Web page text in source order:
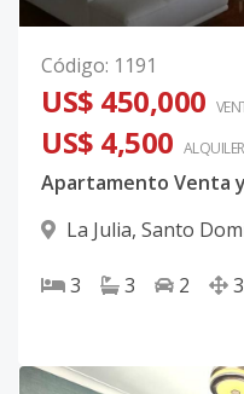
Código: 1191
US$ 450,000
US$ 4,500 ALQUILER
Apartamento Venta
La Julia, Santo
3 3 2